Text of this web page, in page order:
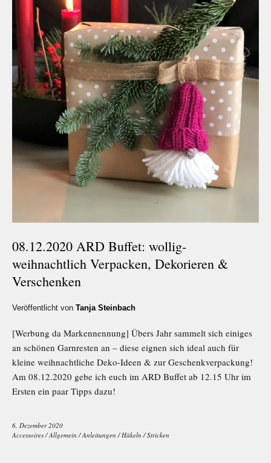
08.12.2020 ARD Buffet: wollig-
weihnachtlich Verpacken, Dekorieren &
Verschenken
Veröffentlicht von Tanja Steinbach
[Werbung da Markennennung] Übers Jahr sammelt sich einiges
an schönen Garnresten an – diese eignen sich ideal auch für
kleine weihnachtliche Deko-Ideen & zur Geschenkverpackung!
Am 08.12.2020 gebe ich euch im ARD Buffet ab 12.15 Uhr im
Ersten ein paar Tipps dazu!
6. Dezember 2020
Accessoires /Allgemein /Anleitungen / Häkeln /Stricken